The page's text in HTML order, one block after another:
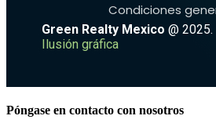
Condiciones
Green Realty Mexico @
Ilusión gráfica
Póngase en contacto con nosotros